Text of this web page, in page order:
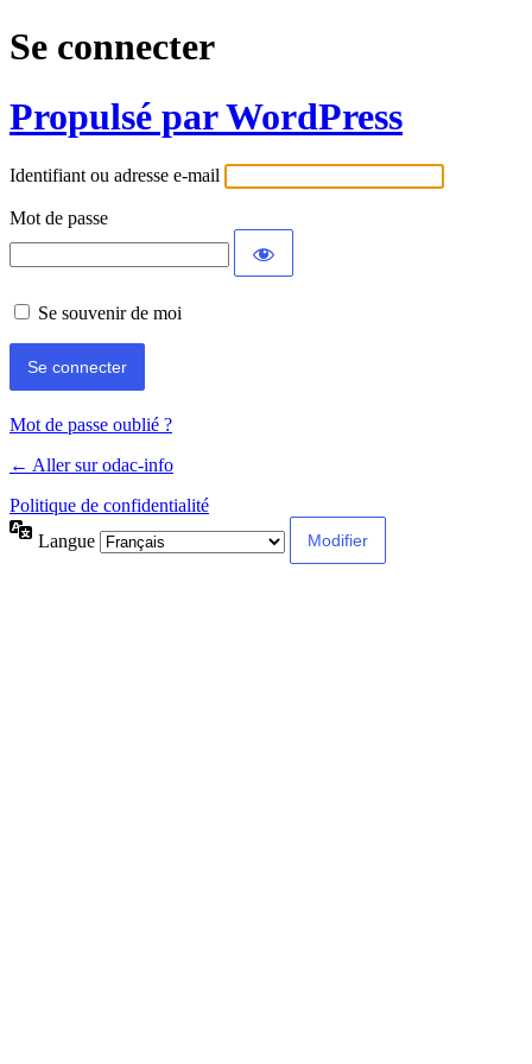
Se connecter
Propulsé par WordPress
Identifiant ou adresse e-mail
Mot de passe
Se souvenir de moi
Mot de passe oublié ?
← Aller sur odac-info
Politique de confidentialité
Langue